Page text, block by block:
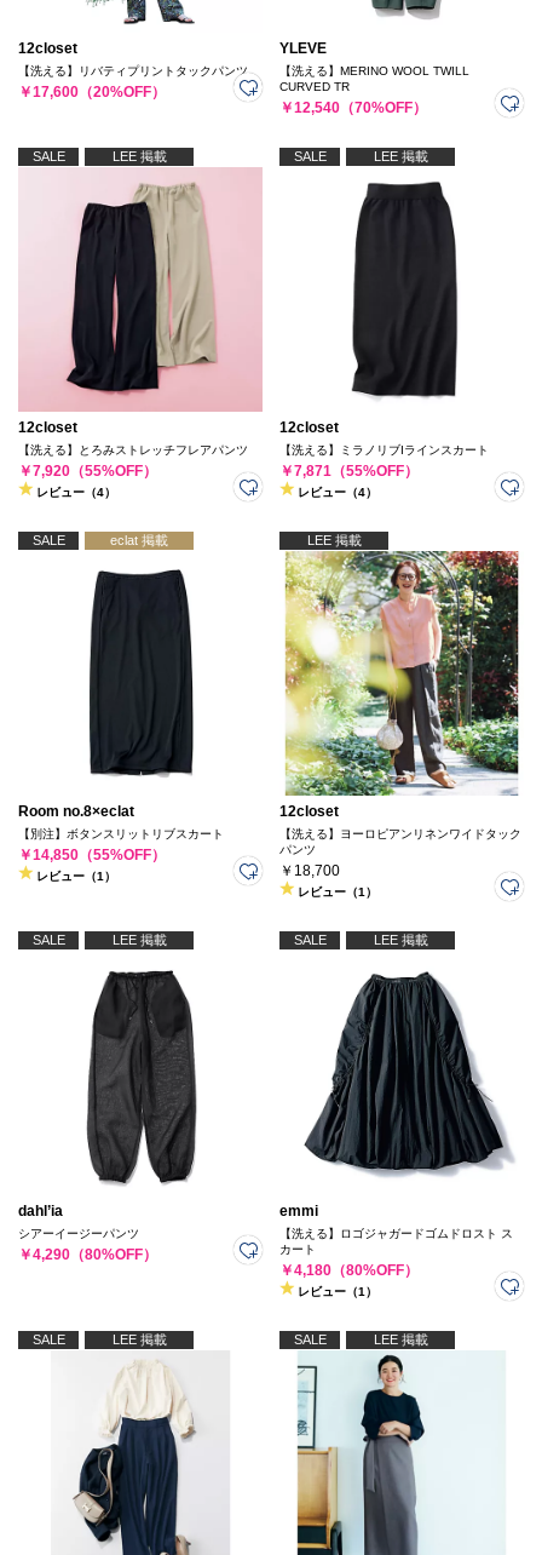
12closet
【洗える】リバティプリントタックパンツ
￥17,600（20%OFF）
YLEVE
【洗える】MERINO WOOL TWILL
CURVED TR
￥12,540（70%OFF）
SALE LEE 掲載
12closet
【洗える】とろみストレッチフレアパンツ
￥7,920（55%OFF）
レビュー（4）
SALE LEE 掲載
12closet
【洗える】ミラノリブIラインスカート
￥7,871（55%OFF）
レビュー（4）
SALE eclat 掲載
Room no.8×eclat
【別注】ボタンスリットリブスカート
￥14,850（55%OFF）
レビュー（1）
LEE 掲載
12closet
【洗える】ヨーロピアンリネンワイドタック
パンツ
￥18,700
レビュー（1）
SALE LEE 掲載
dahl’ia
シアーイージーパンツ
￥4,290（80%OFF）
SALE LEE 掲載
emmi
【洗える】ロゴジャガードゴムドロスト ス
カート
￥4,180（80%OFF）
レビュー（1）
SALE LEE 掲載 SALE LEE 掲載